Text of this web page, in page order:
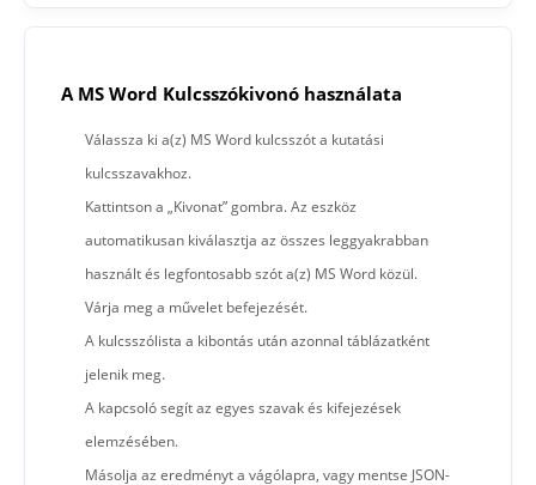
A MS Word Kulcsszókivonó használata
Válassza ki a(z) MS Word kulcsszót a kutatási
kulcsszavakhoz.
Kattintson a „Kivonat” gombra. Az eszköz
automatikusan kiválasztja az összes leggyakrabban
használt és legfontosabb szót a(z) MS Word közül.
Várja meg a művelet befejezését.
A kulcsszólista a kibontás után azonnal táblázatként
jelenik meg.
A kapcsoló segít az egyes szavak és kifejezések
elemzésében.
Másolja az eredményt a vágólapra, vagy mentse JSON-